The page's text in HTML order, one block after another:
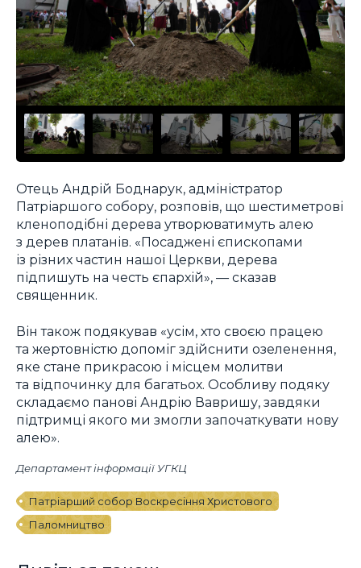
Отець Андрій Боднарук, адміністратор
Патріаршого собору, розповів, що шестиметрові
кленоподібні дерева утворюватимуть алею
з дерев платанів. «Посаджені єпископами
із різних частин нашої Церкви, дерева
підпишуть на честь єпархій», — сказав
священник.
Він також подякував «усім, хто своєю працею
та жертовністю допоміг здійснити озеленення,
яке стане прикрасою і місцем молитви
та відпочинку для багатьох. Особливу подяку
складаємо панові Андрію Вавришу, завдяки
підтримці якого ми змогли започаткувати нову
алею».
Департамент інформації УГКЦ
Патріарший собор Воскресіння Христового
Паломництво